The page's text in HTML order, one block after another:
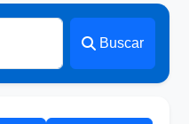
Buscar